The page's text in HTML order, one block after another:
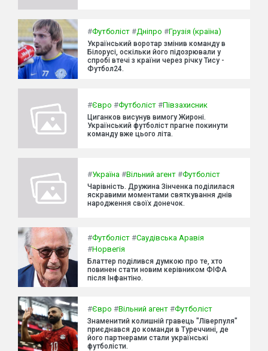
#Футболіст #Дніпро #Грузія (країна)
Український воротар змінив команду в
Білорусі, оскільки його підозрювали у
спробі втечі з країни через річку Тису -
Футбол24.
#Євро #Футболіст #Півзахисник
Циганков висунув вимогу Жироні.
Український футболіст прагне покинути
команду вже цього літа.
#Україна #Вільний агент #Футболіст
Чарівність. Дружина Зінченка поділилася
яскравими моментами святкування днів
народження своїх донечок.
#Футболіст #Саудівська Аравія
#Норвегія
Блаттер поділився думкою про те, хто
повинен стати новим керівником ФІФА
після Інфантіно.
#Євро #Вільний агент #Футболіст
Знаменитий колишній гравець "Ліверпуля"
приєднався до команди в Туреччині, де
його партнерами стали українські
футболісти.